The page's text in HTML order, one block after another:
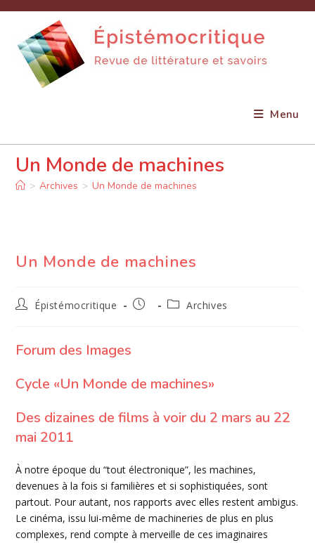
content
Menu
Un Monde de machines
> Archives > Un Monde de machines
Un Monde de machines
Auteur/autrice
publication :
Épistémocritique
Publication
PostArchives
Forum des Images
Cycle «Un Monde de machines»
Des dizaines de films à voir du 2 mars au 22
mai 2011
À notre époque du “tout électronique”, les machines,
devenues à la fois si familières et si sophistiquées, sont
partout. Pour autant, nos rapports avec elles restent ambigus.
Le cinéma, issu lui-même de machineries de plus en plus
complexes, rend compte à merveille de ces imaginaires